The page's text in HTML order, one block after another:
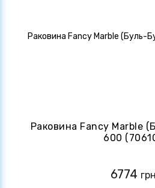
Раковина Fancy Marble
600
6774